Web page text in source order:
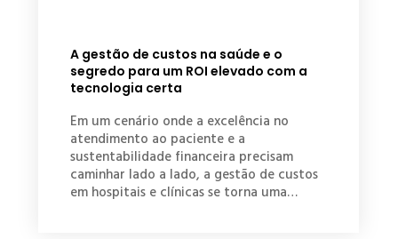
A gestão de custos na saúde e o
segredo para um ROI elevado com a
tecnologia certa
Em um cenário onde a excelência no
atendimento ao paciente e a
sustentabilidade financeira precisam
caminhar lado a lado, a gestão de custos
em hospitais e clínicas se torna uma…